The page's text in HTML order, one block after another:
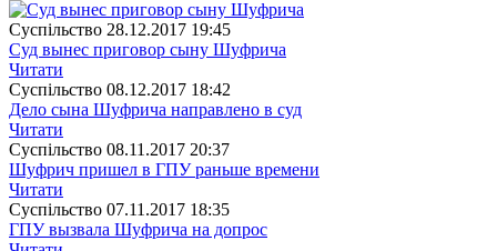
Суспiльство 28.12.2017 19:45
Суд вынес приговор сыну Шуфрича
Читати
Суспiльство 08.12.2017 18:42
Дело сына Шуфрича направлено в суд
Читати
Суспiльство 08.11.2017 20:37
Шуфрич пришел в ГПУ раньше времени
Читати
Суспiльство 07.11.2017 18:35
ГПУ вызвала Шуфрича на допрос